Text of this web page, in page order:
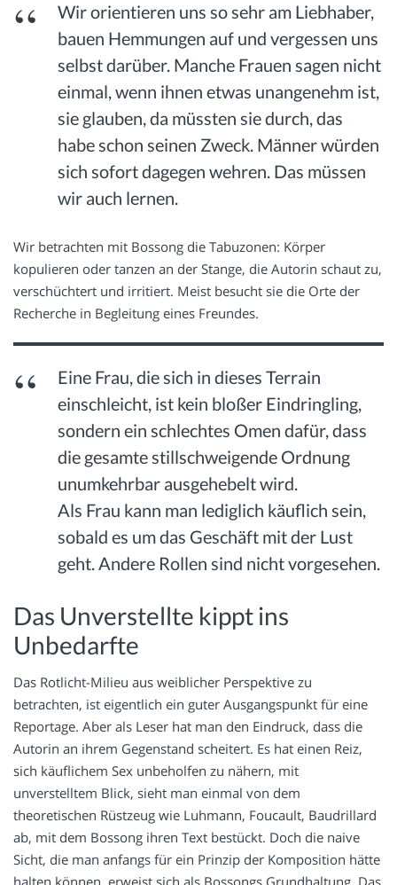
Wir orientieren uns so sehr am Liebhaber,
bauen Hemmungen auf und vergessen uns
selbst darüber. Manche Frauen sagen nicht
einmal, wenn ihnen etwas unangenehm ist,
sie glauben, da müssten sie durch, das
habe schon seinen Zweck. Männer würden
sich sofort dagegen wehren. Das müssen
wir auch lernen.
Wir betrachten mit Bossong die Tabuzonen: Körper
kopulieren oder tanzen an der Stange, die Autorin schaut zu,
verschüchtert und irritiert. Meist besucht sie die Orte der
Recherche in Begleitung eines Freundes.
Eine Frau, die sich in dieses Terrain
einschleicht, ist kein bloßer Eindringling,
sondern ein schlechtes Omen dafür, dass
die gesamte stillschweigende Ordnung
unumkehrbar ausgehebelt wird.
Als Frau kann man lediglich käuflich sein,
sobald es um das Geschäft mit der Lust
geht. Andere Rollen sind nicht vorgesehen.
Das Unverstellte kippt ins
Unbedarfte
Das Rotlicht-Milieu aus weiblicher Perspektive zu
betrachten, ist eigentlich ein guter Ausgangspunkt für eine
Reportage. Aber als Leser hat man den Eindruck, dass die
Autorin an ihrem Gegenstand scheitert. Es hat einen Reiz,
sich käuflichem Sex unbeholfen zu nähern, mit
unverstelltem Blick, sieht man einmal von dem
theoretischen Rüstzeug wie Luhmann, Foucault, Baudrillard
ab, mit dem Bossong ihren Text bestückt. Doch die naive
Sicht, die man anfangs für ein Prinzip der Komposition hätte
halten können, erweist sich als Bossongs Grundhaltung. Das